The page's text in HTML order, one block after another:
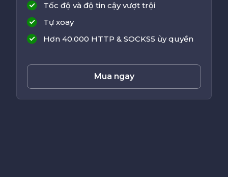
Tốc độ và độ tin cậy vượt trội
Tự xoay
Hơn 40.000 HTTP & SOCKS5 ủy quyền
Mua ngay